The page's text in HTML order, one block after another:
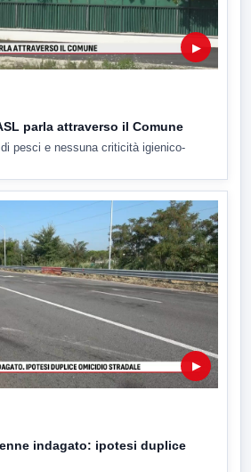
▶
parla attraverso il Comune
pesci e nessuna criticità igienico-
▶
indagato: ipotesi duplice